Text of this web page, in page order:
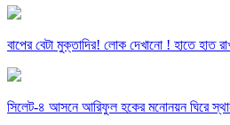
বাপের বেটা মুক্তাদির! লোক দেখানো ! হাতে হাত
সিলেট-৪ আসনে আরিফুল হকের মনোনয়ন ঘিরে